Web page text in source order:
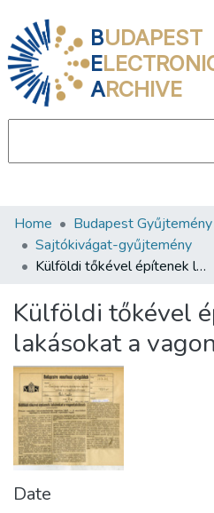
BUDAPEST
E
ARCHIVE
Communities & Collections
All of DSpace
About us
Home Budapest Gyűjtemény
Sajtókivágat-gyűjtemény
Külföldi tőkével építenek lakásokat a vagonlakóknak
Külföldi tőkével
lakásokat a
Date